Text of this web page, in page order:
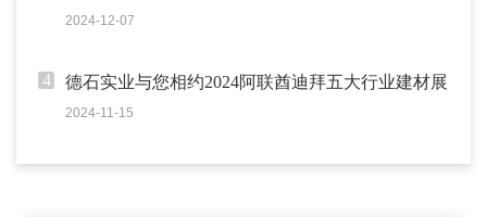
2024-12-07
4 德石实业与您相约2024阿联酋迪拜五大行业建材展
2024-11-15